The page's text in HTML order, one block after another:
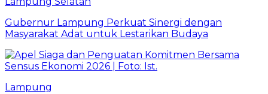
Gubernur Lampung Perkuat Sinergi dengan
Masyarakat Adat untuk Lestarikan Budaya
Lampung